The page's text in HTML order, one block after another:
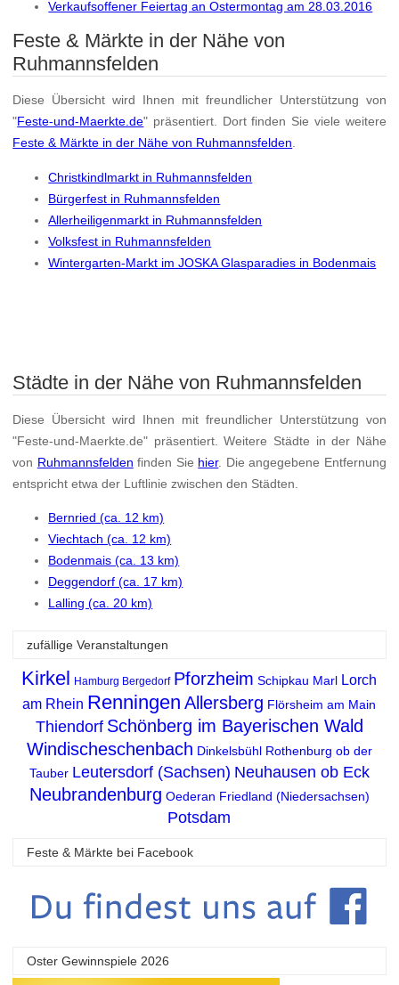
Verkaufsoffener Feiertag an Ostermontag am 28.03.2016
Feste & Märkte in der Nähe von
Ruhmannsfelden
Diese Übersicht wird Ihnen mit freundlicher Unterstützung von
"Feste-und-Maerkte.de" präsentiert. Dort finden Sie viele weitere
Feste & Märkte in der Nähe von Ruhmannsfelden.
Christkindlmarkt in Ruhmannsfelden
Bürgerfest in Ruhmannsfelden
Allerheiligenmarkt in Ruhmannsfelden
Volksfest in Ruhmannsfelden
Wintergarten-Markt im JOSKA Glasparadies in Bodenmais
Städte in der Nähe von Ruhmannsfelden
Diese Übersicht wird Ihnen mit freundlicher Unterstützung von
"Feste-und-Maerkte.de" präsentiert. Weitere Städte in der Nähe
von Ruhmannsfelden finden Sie hier. Die angegebene Entfernung
entspricht etwa der Luftlinie zwischen den Städten.
Bernried (ca. 12 km)
Viechtach (ca. 12 km)
Bodenmais (ca. 13 km)
Deggendorf (ca. 17 km)
Lalling (ca. 20 km)
zufällige Veranstaltungen
Kirkel Hamburg Bergedorf Pforzheim Schipkau Marl Lorch
am Rhein Renningen Allersberg Flörsheim am Main
Thiendorf Schönberg im Bayerischen Wald
Windischeschenbach Dinkelsbühl Rothenburg ob der
Tauber Leutersdorf (Sachsen) Neuhausen ob Eck
Neubrandenburg Oederan Friedland (Niedersachsen)
Potsdam
Feste & Märkte bei Facebook
Oster Gewinnspiele 2026